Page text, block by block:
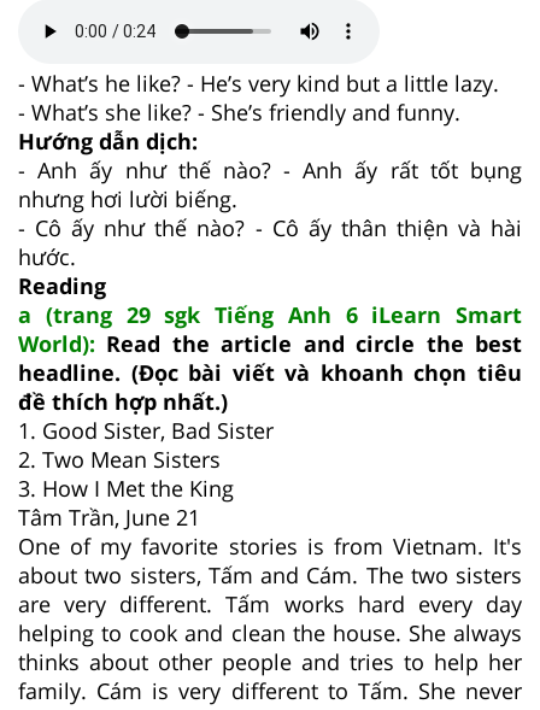
- What’s he like? - He’s very kind but a little lazy.
- What’s she like? - She’s friendly and funny.
Hướng dẫn dịch:
- Anh ấy như thế nào? - Anh ấy rất tốt bụng
nhưng hơi lười biếng.
- Cô ấy như thế nào? - Cô ấy thân thiện và hài
hước.
Reading
a (trang 29 sgk Tiếng Anh 6 iLearn Smart
World): Read the article and circle the best
headline. (Đọc bài viết và khoanh chọn tiêu
đề thích hợp nhất.)
1. Good Sister, Bad Sister
2. Two Mean Sisters
3. How I Met the King
Tâm Trần, June 21
One of my favorite stories is from Vietnam. It's
about two sisters, Tấm and Cám. The two sisters
are very different. Tấm works hard every day
helping to cook and clean the house. She always
thinks about other people and tries to help her
family. Cám is very different to Tấm. She never